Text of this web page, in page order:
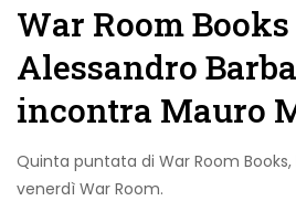
War Room Books
Alessandro
incontra Mauro
Quinta puntata di War Room
venerdì War Room.